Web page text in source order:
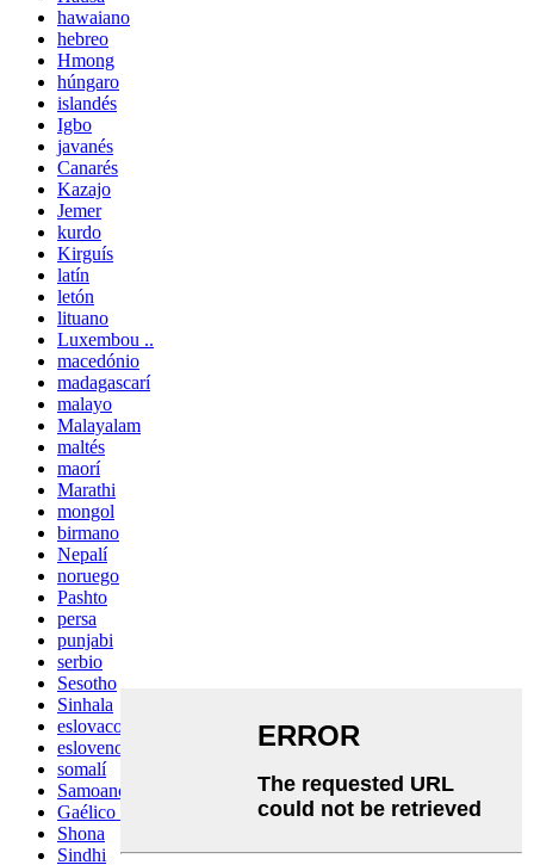
hawaiano
hebreo
Hmong
húngaro
islandés
Igbo
javanés
Canarés
Kazajo
Jemer
kurdo
Kirguís
latín
letón
lituano
Luxembou ..
macedónio
madagascarí
malayo
Malayalam
maltés
maorí
Marathi
mongol
birmano
Nepalí
noruego
Pashto
persa
punjabi
serbio
Sesotho
Sinhala
eslovaco
esloveno
somalí
Samoano
Gaélico escocés
Shona
Sindhi